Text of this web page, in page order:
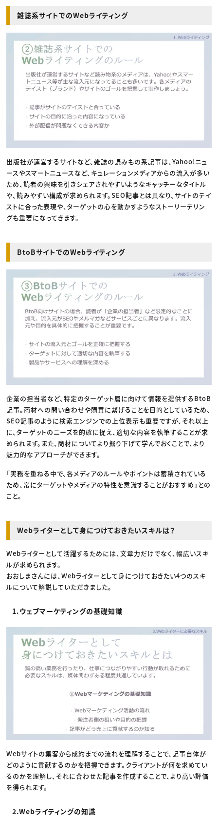
雑誌系サイトでのWebライティング
出版社が運営するサイトなど、雑誌の読みもの系記事は、Yahoo!ニュ
ースやスマートニュースなど、キュレーションメディアからの流入が多い
ため、読者の興味を引きシェアされやすいようなキャッチーなタイトル
や、読みやすい構成が求められます。SEO記事とは異なり、サイトのテイ
ストに合った表現や、ターゲットの心を動かすようなストーリーテリン
グも重要になってきます。
BtoBサイトでのWebライティング
企業の担当者など、特定のターゲット層に向けて情報を提供するBtoB
記事。商材への問い合わせや購買に繋げることを目的としているため、
SEO記事のように検索エンジンでの上位表示も重要ですが、それ以上
に、ターゲットのニーズを的確に捉え、適切な内容を執筆することが求
められます。また、商材についてより掘り下げて学んでおくことで、より
魅力的なアプローチができます。
「実務を重ねる中で、各メディアのルールやポイントは蓄積されている
ため、常にターゲットやメディアの特性を意識することがおすすめ」との
こと。
Webライターとして身につけておきたいスキルは？
Webライターとして活躍するためには、文章力だけでなく、幅広いスキ
ルが求められます。
おおしまさんには、Webライターとして身につけておきたい4つのスキ
ルについて解説していただきました。
1.ウェブマーケティングの基礎知識
Webサイトの集客から成約までの流れを理解することで、記事自体が
どのように貢献するのかを把握できます。クライアントが何を求めてい
るのかを理解し、それに合わせた記事を作成することで、より高い評価
を得られます。
2.Webライティングの知識